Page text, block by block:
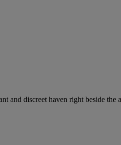
and discreet haven right beside